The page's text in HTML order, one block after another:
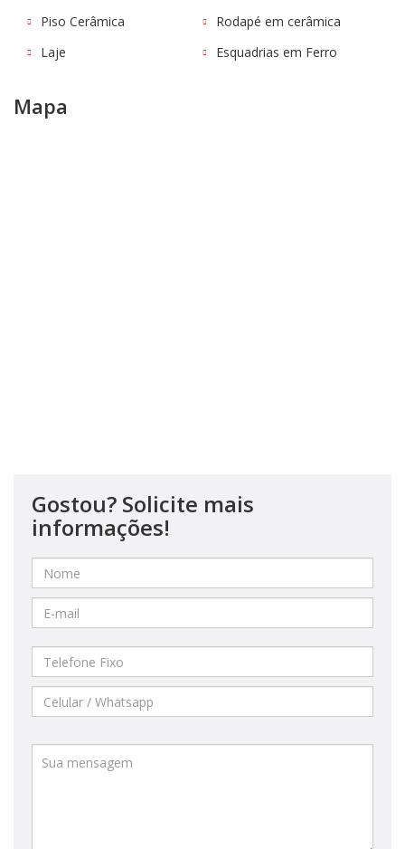
Piso Cerâmica
Rodapé em cerâmica
Laje
Esquadrias em Ferro
Mapa
Gostou? Solicite mais
informações!